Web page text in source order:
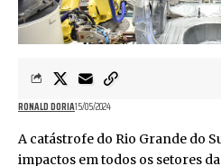
RONALD DORIA15/05/2024
A catástrofe do Rio Grande do
impactos em todos os setores